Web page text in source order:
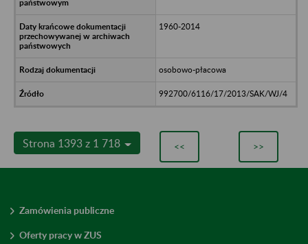
1960-2014
osobowo-płacowa
992700/6116/17/2013/SAK/WJ/4
Strona 1393 z 1 718 << >>
Zamówienia publiczne
Oferty pracy w ZUS